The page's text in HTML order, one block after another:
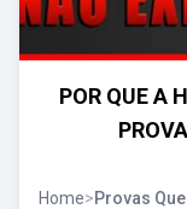
POR QUE A
Home>Provas